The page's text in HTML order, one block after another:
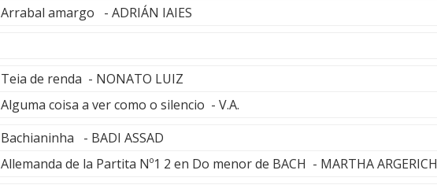
Arrabal amargo - ADRIÁN IAIES
Teia de renda - NONATO LUIZ
Alguma coisa a ver como o silencio - V.A.
Bachianinha - BADI ASSAD
Allemanda de la Partita Nº1 2 en Do menor de BACH - MARTHA ARGERICH